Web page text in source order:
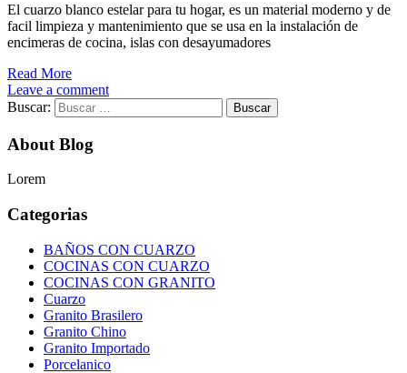
El cuarzo blanco estelar para tu hogar, es un material moderno y de
facil limpieza y mantenimiento que se usa en la instalación de
encimeras de cocina, islas con desayumadores
Read More
Leave a comment
Buscar:
About Blog
Lorem
Categorias
BAÑOS CON CUARZO
COCINAS CON CUARZO
COCINAS CON GRANITO
Cuarzo
Granito Brasilero
Granito Chino
Granito Importado
Porcelanico